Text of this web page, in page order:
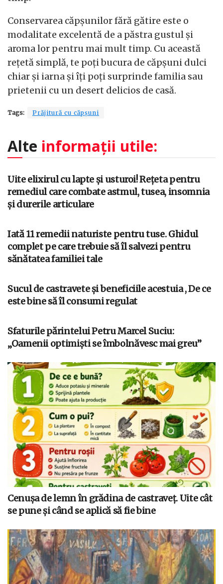
Conservarea căpșunilor fără gătire este o
modalitate excelentă de a păstra gustul și
aroma lor pentru mai mult timp. Cu această
rețetă simplă, te poți bucura de căpșuni dulci
chiar și iarna și îți poți surprinde familia sau
prietenii cu un desert delicios de casă.
Tags: Prăjitură cu căpșuni
Alte informații utile:
Uite elixirul cu lapte și usturoi! Rețeta pentru
remediul care combate astmul, tusea, insomnia
și durerile articulare
Iată 11 remedii naturiste pentru tuse. Ghidul
complet pe care trebuie să îl salvezi pentru
sănătatea familiei tale
Sucul de castravete și beneficiile acestuia , De ce
este bine să îl consumi regulat
Sfaturile părintelui Petru Marcel Suciu:
„Oamenii optimiști se îmbolnăvesc mai greu”
Cenușa de lemn în grădina de castraveț. Uite cât
se pune și când se aplică să fie bine